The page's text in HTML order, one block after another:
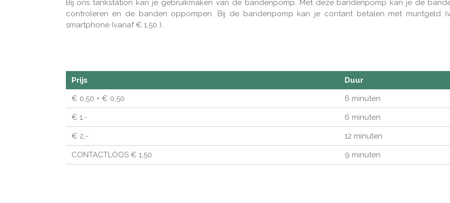
Bij ons tankstation kan je gebruikmaken van de bandenpomp. Met deze bandenpomp kan je de
controleren en de banden oppompen. Bij de bandenpomp kan je contant betalen met
smartphone (vanaf € 1,50 ).
Prijs
Duur
€ 0,50 + € 0,50
6 minuten
€ 1,- 6 minuten
€ 2,- 12 minuten
CONTACTLOOS € 1,50 9 minuten